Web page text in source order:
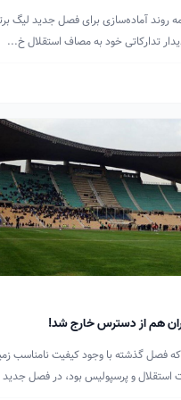
روند آماده‌سازی برای فصل جدید لیگ
تدارکاتی خود به مصاف استقلال خ...
هم از دسترس خارج شد!
که فصل گذشته با وجود کیفیت نامناسب
استقلال و پرسپولیس بود، در فصل